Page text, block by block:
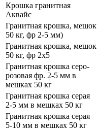
Крошка гранитная
Аквайс
Гранитная крошка, мешок
50 кг, фр 2-5 мм)
Гранитная крошка, мешок
50 кг, фр 2х5
Гранитная крошка серо-
розовая фр. 2-5 мм в
мешках 50 кг
Гранитная крошка серая
2-5 мм в мешках 50 кг
Гранитная крошка серая
5-10 мм в мешках 50 кг